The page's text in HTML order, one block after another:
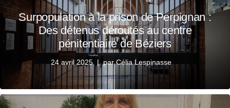
Surpopulation à la prison de Perpignan :
Des détenus déroutés au centre
pénitentiaire de Béziers
24 avril 2025 parCélia Lespinasse